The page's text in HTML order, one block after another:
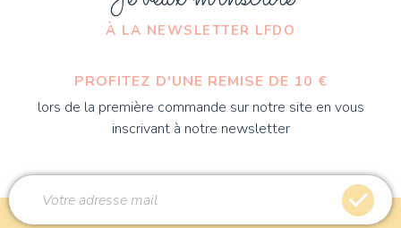
À LA NEWSLETTER LFDO
PROFITEZ D'UNE REMISE DE 10 €
lors de la première commande sur notre site en vous
inscrivant à notre newsletter